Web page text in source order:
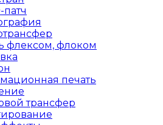
флексом, флоком
печать
трансфер